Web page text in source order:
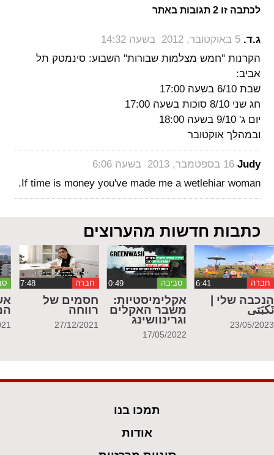
לכתבה זו 2 תגובות באתר
ג.ד. ‏5 באוקטובר, 2012 בשעה 14:32
הקרנות "חמש מצלמות שבורות" השבוע: סינמטק תל
אביב:
שבת 6/10 בשעה 17:00
חג שני 8/10 סוכות בשעה 17:00
יום ג' 9/10 בשעה 18:00
ובמהלך אוקטובר
Judy
‏16 בספטמבר, 2013 בשעה 6:06
If time is money you've made me a wetlehiar woman.
כתבות חדשות מהערוצים
חברה
הנכבה שלי |
نَكبَتي
23/05/2023
סביבה ‏0:49
אקלימיסטיות:
משבר האקלים
וגרינוושינג
17/05/2022
חברה
חסמים של
רווחה
27/12/2021
תמכו בנו
אודות